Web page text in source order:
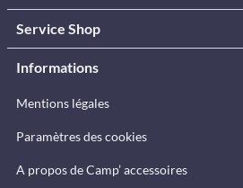
Service Shop
Informations
Mentions légales
Paramètres des cookies
A propos de Camp’ accessoires